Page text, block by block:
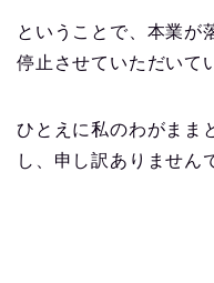
ということで、本業が
停止させていただいて
ひとえに私のわがまま
し、申し訳ありません